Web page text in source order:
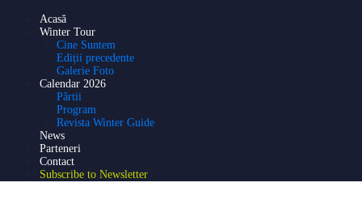
Acasă
Winter Tour
Cine Suntem
Ediții precedente
Galerie Foto
Calendar 2026
Pârtii
Program
Revista Winter Guide
News
Parteneri
Contact
Subscribe to Newsletter
Winter Tour
Calendar 2026
News
Parteneri
Subscribe to Newsletter